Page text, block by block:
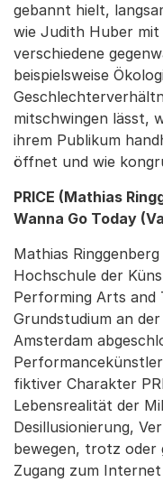
gebannt hielt,
wie Judith Huber mit
verschiedene
beispielsweise
mitschwingen lässt,
ihrem Publikum
öffnet und wie
PRICE (Mathias
Wanna Go Today
Mathias
Hochschule der
Performing Arts and
Grundstudium an
Amsterdam
fiktiver Charakter
Lebensrealität der
Desillusionierung,
bewegen, trotz oder
Zugang zum